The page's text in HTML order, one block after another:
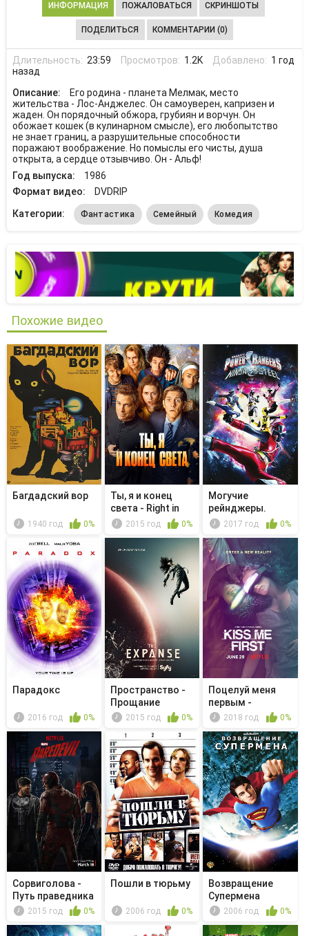
ИНФОРМАЦИЯ ПОЖАЛОВАТЬСЯ СКРИНШОТЫ
ПОДЕЛИТЬСЯ КОММЕНТАРИИ (0)
Длительность: 23:59 Просмотров: 1.2K Добавлено: 1 год
назад
Описание:
Его родина - планета Мелмак, место
жительства - Лос-Анджелес. Он самоуверен, капризен и
жаден. Он порядочный обжора, грубиян и ворчун. Он
обожает кошек (в кулинарном смысле), его любопытство
не знает границ, а разрушительные способности
поражают воображение. Но помыслы его чисты, душа
открыта, а сердце отзывчиво. Он - Альф!
Год выпуска:
1986
Формат видео:
DVDRIP
Категории:
Фантастика Семейный Комедия
Похожие видео
Багдадский вор
1940 год 0%
Ты, я и конец
света - Right in
the Nuts
2015 год 0%
Могучие
рейнджеры.
Сталь Ниндзя -
2017 год 0%
Парадокс
2016 год 0%
Пространство -
Прощание
2015 год 0%
Поцелуй меня
первым -
Прекрати это
2018 год 0%
Сорвиголова -
Путь праведника
2015 год 0%
Пошли в тюрьму
2006 год 0%
Возвращение
Супермена
2006 год 0%